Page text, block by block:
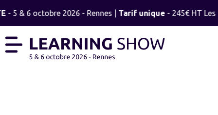
- 5 & 6 octobre 2026 - Rennes | Tarif unique- 245€ HT Les